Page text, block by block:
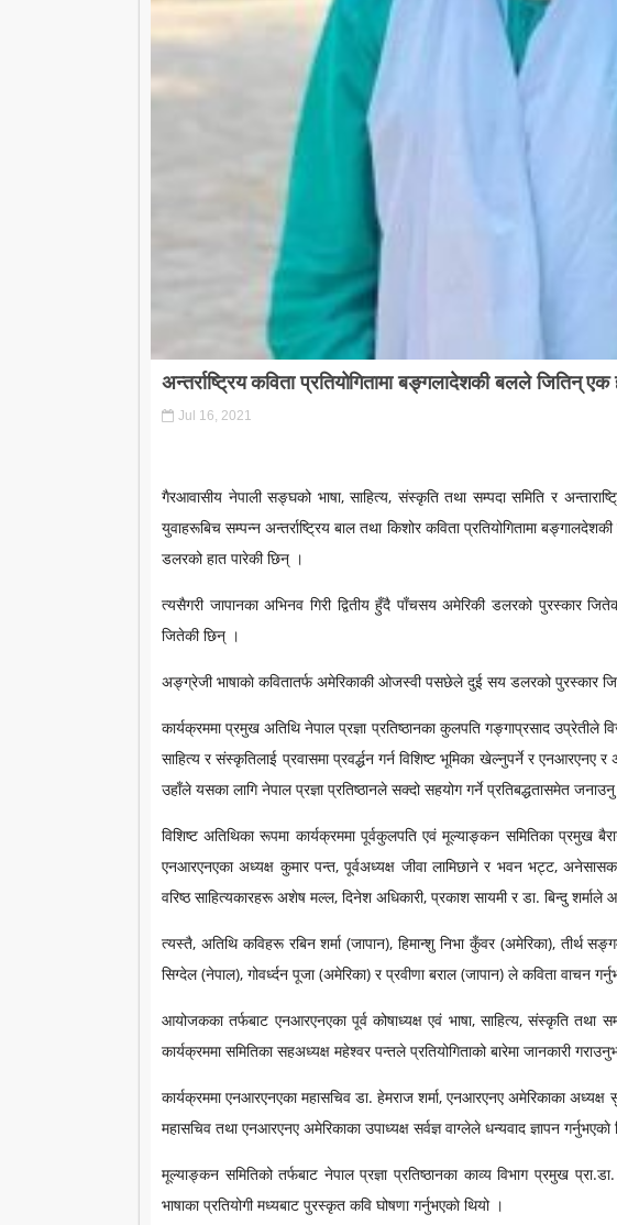
अन्तर्राष्ट्रिय कविता प्रतियोगितामा बङ्गलादेशकी बलले जितिन्
Jul 16, 2021
गैरआवासीय नेपाली सङ्घको भाषा, साहित्य, संस्कृति तथा सम्पदा समिति र
युवाहरूबिच सम्पन्न अन्तर्राष्ट्रिय बाल तथा किशोर कविता प्रतियोगितामा
डलरको हात पारेकी छिन् ।
त्यसैगरी जापानका अभिनव गिरी द्वितीय हुँदै पाँचसय अमेरिकी डलरको पुरस्कार
जितेकी छिन् ।
अङ्ग्रेजी भाषाकाे कवितातर्फ अमेरिकाकी ओजस्वी पसछेले दुई सय डलरको पुरस्कार
कार्यक्रममा प्रमुख अतिथि नेपाल प्रज्ञा प्रतिष्ठानका कुलपति गङ्गाप्रसाद उप्रेतीले
साहित्य र संस्कृतिलाई प्रवासमा प्रवर्द्धन गर्न विशिष्ट भूमिका खेल्नुपर्ने र
उहाँले यसका लागि नेपाल प्रज्ञा प्रतिष्ठानले सक्दो सहयोग गर्ने प्रतिबद्धतासमेत
विशिष्ट अतिथिका रूपमा कार्यक्रममा पूर्वकुलपति एवं मूल्याङ्कन समितिका प्रमुख
एनआरएनएका अध्यक्ष कुमार पन्त, पूर्वअध्यक्ष जीवा लामिछाने र भवन भट्ट,
वरिष्ठ साहित्यकारहरू अशेष मल्ल, दिनेश अधिकारी, प्रकाश सायमी र डा. बिन्दु
त्यस्तै, अतिथि कविहरू रबिन शर्मा (जापान), हिमान्शु निभा कुँवर (अमेरिका),
सिग्देल (नेपाल), गोवर्ध्दन पूजा (अमेरिका) र प्रवीणा बराल (जापान) ले कविता वाचन
आयोजकका तर्फबाट एनआरएनएका पूर्व कोषाध्यक्ष एवं भाषा, साहित्य, संस्कृति तथा
कार्यक्रममा समितिका सहअध्यक्ष महेश्वर पन्तले प्रतियोगिताको बारेमा जानकारी
कार्यक्रममा एनआरएनएका महासचिव डा. हेमराज शर्मा, एनआरएनए अमेरिकाका
महासचिव तथा एनआरएनए अमेरिकाका उपाध्यक्ष सर्वज्ञ वाग्लेले धन्यवाद ज्ञापन गर्नुभएकाे
मूल्याङ्कन समितिको तर्फबाट नेपाल प्रज्ञा प्रतिष्ठानका काव्य विभाग प्रमुख
भाषाका प्रतियोगी मध्यबाट पुरस्कृत कवि घोषणा गर्नुभएकाे थियो ।